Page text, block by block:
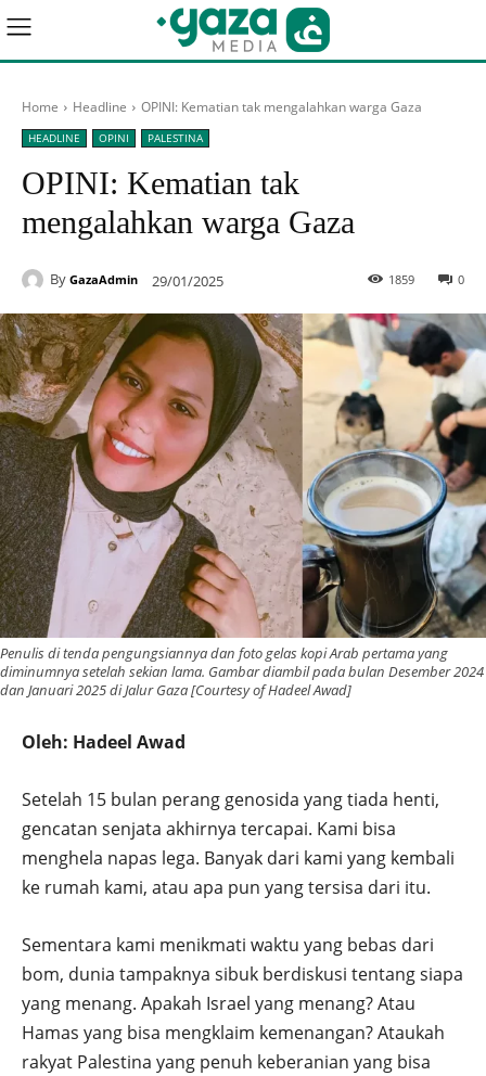
Home Headline OPINI: Kematian tak mengalahkan warga Gaza
HEADLINE OPINI PALESTINA
OPINI: Kematian tak
mengalahkan warga Gaza
By GazaAdmin 29/01/2025 0
1859
Penulis di tenda pengungsiannya dan foto gelas kopi Arab pertama yang
diminumnya setelah sekian lama. Gambar diambil pada bulan Desember 2024
dan Januari 2025 di Jalur Gaza [Courtesy of Hadeel Awad]
Oleh: Hadeel Awad
Setelah 15 bulan perang genosida yang tiada henti,
gencatan senjata akhirnya tercapai. Kami bisa
menghela napas lega. Banyak dari kami yang kembali
ke rumah kami, atau apa pun yang tersisa dari itu.
Sementara kami menikmati waktu yang bebas dari
bom, dunia tampaknya sibuk berdiskusi tentang siapa
yang menang. Apakah Israel yang menang? Atau
Hamas yang bisa mengklaim kemenangan? Ataukah
rakyat Palestina yang penuh keberanian yang bisa